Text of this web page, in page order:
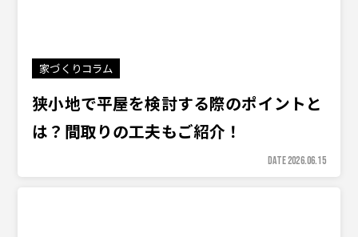
家づくりコラム
狭小地で平屋を検討する際のポイントと
は？間取りの工夫もご紹介！
DATE 2026.06.15